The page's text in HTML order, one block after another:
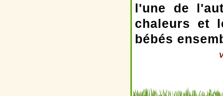
l'une de
chaleurs et
bébés